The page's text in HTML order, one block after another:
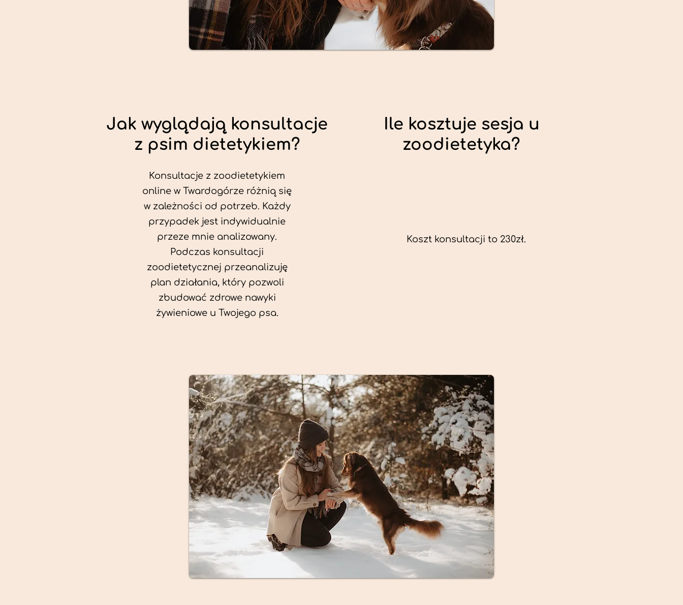
Jak wyglądają konsultacje
z psim dietetykiem?
Konsultacje z zoodietetykiem
online w Twardogórze różnią się
w zależności od potrzeb. Każdy
przypadek jest indywidualnie
przeze mnie analizowany.
Podczas konsultacji
zoodietetycznej przeanalizuję
plan działania, który pozwoli
zbudować zdrowe nawyki
żywieniowe u Twojego psa.
Ile kosztuje sesja u
zoodietetyka?
Koszt konsultacji to 230zł.